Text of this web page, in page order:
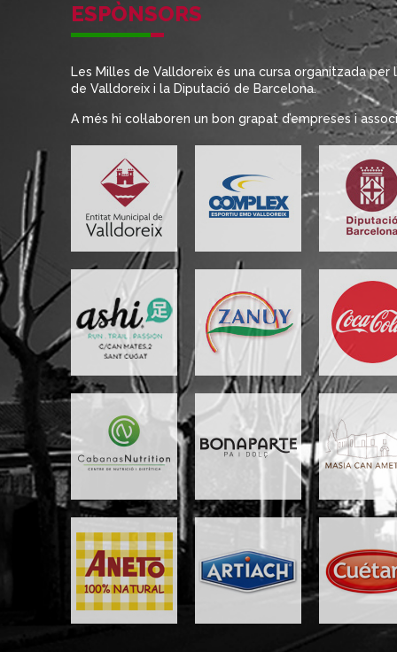
ESPÒNSORS
Les Milles de Valldoreix és una cursa organitzada per
de Valldoreix i la Diputació de Barcelona.
A més hi col·laboren un bon grapat d’empreses i